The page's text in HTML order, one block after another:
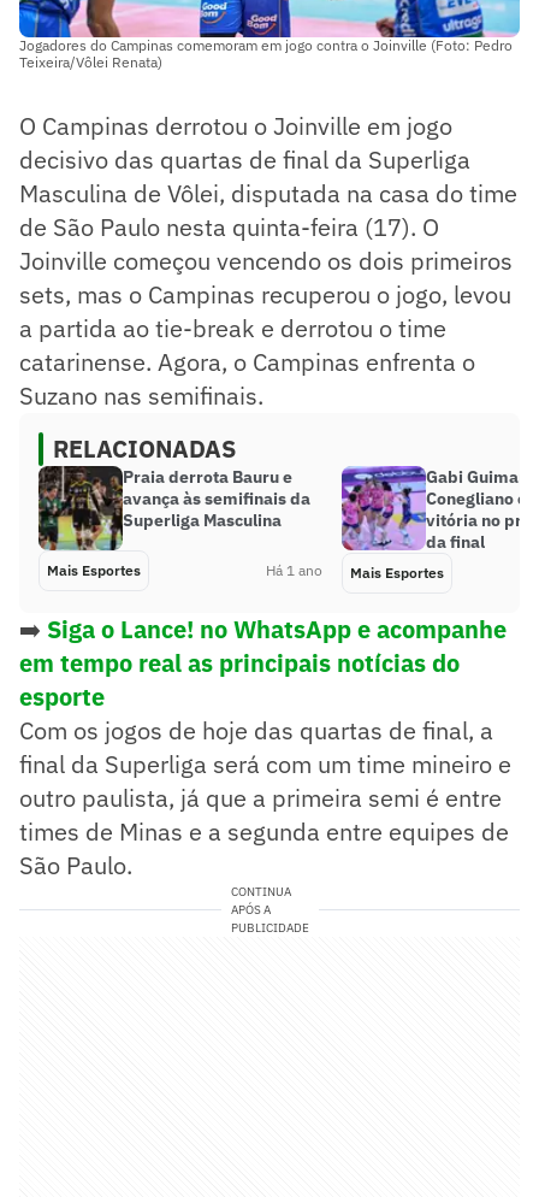
Jogadores do Campinas comemoram em jogo contra o Joinville (Foto: Pedro
Teixeira/Vôlei Renata)
O Campinas derrotou o Joinville em jogo
decisivo das quartas de final da Superliga
Masculina de Vôlei, disputada na casa do time
de São Paulo nesta quinta-feira (17). O
Joinville começou vencendo os dois primeiros
sets, mas o Campinas recuperou o jogo, levou
a partida ao tie-break e derrotou o time
catarinense. Agora, o Campinas enfrenta o
Suzano nas semifinais.
RELACIONADAS
Praia derrota Bauru e
avança às semifinais da
Superliga Masculina
Mais Esportes Há 1 ano
Gabi
Conegliano e
vitória no
da final
Mais Esportes
➡️ Siga o Lance! no WhatsApp e acompanhe
em tempo real as principais notícias do
esporte
Com os jogos de hoje das quartas de final, a
final da Superliga será com um time mineiro e
outro paulista, já que a primeira semi é entre
times de Minas e a segunda entre equipes de
São Paulo.
CONTINUA
APÓS A
PUBLICIDADE